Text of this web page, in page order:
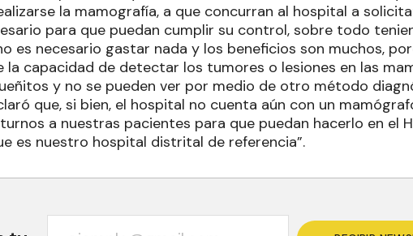
la mamografía, a que concurran al hospital a
para que puedan cumplir su control, sobre todo
es necesario gastar nada y los beneficios son muchos,
la capacidad de detectar los tumores o lesiones en las
y no se pueden ver por medio de otro método
que, si bien, el hospital no cuenta aún con un
a nuestras pacientes para que puedan hacerlo en el
es nuestro hospital distrital de referencia”.